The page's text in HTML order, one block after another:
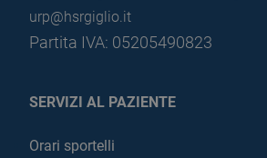
urp@hsrgiglio.it
Partita IVA: 05205490823
SERVIZI AL PAZIENTE
Orari sportelli